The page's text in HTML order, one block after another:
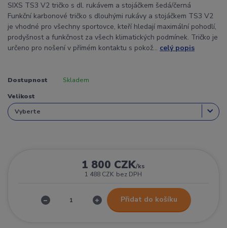
SIXS TS3 V2 tričko s dl. rukávem a stojáčkem šedá/černá
Funkční karbonové tričko s dlouhými rukávy a stojáčkem TS3 V2
je vhodné pro všechny sportovce, kteří hledají maximální pohodlí,
prodyšnost a funkčnost za všech klimatických podmínek. Tričko je
určeno pro nošení v přímém kontaktu s pokož... celý popis
Dostupnost Skladem
Velikost
1 800 CZK/ks
1 488 CZK bez DPH
Přidat do košíku